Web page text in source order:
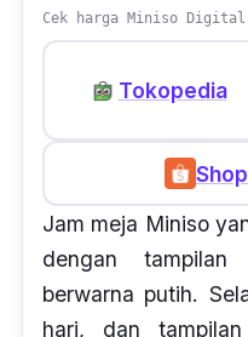
Cek harga Miniso
Tokopedia
Jam meja Miniso
dengan
berwarna putih.
hari, dan